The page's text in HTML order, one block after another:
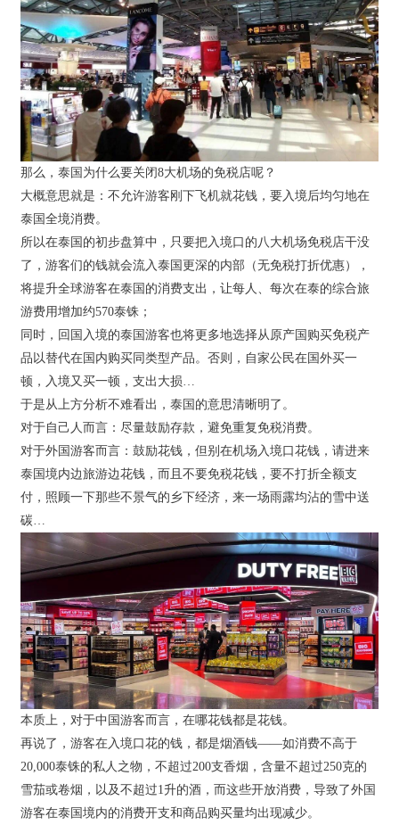
那么，泰国为什么要关闭8大机场的免税店呢？
大概意思就是：不允许游客刚下飞机就花钱，要入境后均匀地在
泰国全境消费。
所以在泰国的初步盘算中，只要把入境口的八大机场免税店干没
了，游客们的钱就会流入泰国更深的内部（无免税打折优惠），
将提升全球游客在泰国的消费支出，让每人、每次在泰的综合旅
游费用增加约570泰铢；
同时，回国入境的泰国游客也将更多地选择从原产国购买免税产
品以替代在国内购买同类型产品。否则，自家公民在国外买一
顿，入境又买一顿，支出大损…
于是从上方分析不难看出，泰国的意思清晰明了。
对于自己人而言：尽量鼓励存款，避免重复免税消费。
对于外国游客而言：鼓励花钱，但别在机场入境口花钱，请进来
泰国境内边旅游边花钱，而且不要免税花钱，要不打折全额支
付，照顾一下那些不景气的乡下经济，来一场雨露均沾的雪中送
碳…
本质上，对于中国游客而言，在哪花钱都是花钱。
再说了，游客在入境口花的钱，都是烟酒钱——如消费不高于
20,000泰铢的私人之物，不超过200支香烟，含量不超过250克的
雪茄或卷烟，以及不超过1升的酒，而这些开放消费，导致了外国
游客在泰国境内的消费开支和商品购买量均出现减少。